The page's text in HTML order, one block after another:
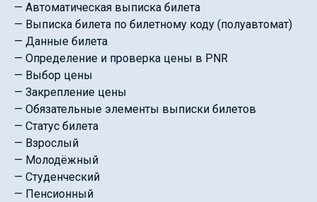
— Автоматическая выписка билета
— Выписка билета по билетному коду (полуавтомат)
— Данные билета
— Определение и проверка цены в PNR
— Выбор цены
— Закрепление цены
— Обязательные элементы выписки билетов
— Статус билета
— Взрослый
— Молодёжный
— Студенческий
— Пенсионный